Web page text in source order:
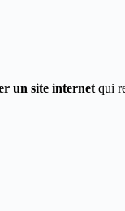
un site internet qui